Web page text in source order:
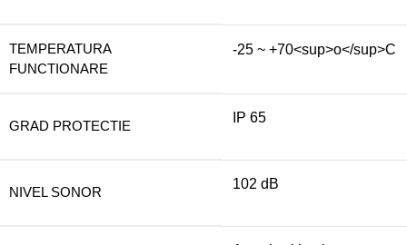
TEMPERATURA
FUNCTIONARE
-25 ~ +70<sup>o</sup>C
GRAD PROTECTIE
IP 65
NIVEL SONOR
102 dB